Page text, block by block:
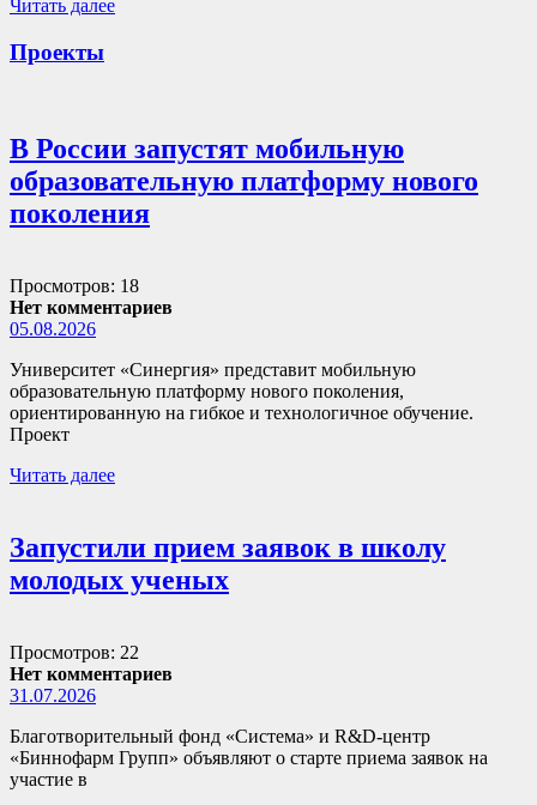
Читать далее
Проекты
В России запустят мобильную
образовательную платформу нового
поколения
Просмотров: 18
Нет комментариев
05.08.2026
Университет «Синергия» представит мобильную
образовательную платформу нового поколения,
ориентированную на гибкое и технологичное обучение.
Проект
Читать далее
Запустили прием заявок в школу
молодых ученых
Просмотров: 22
Нет комментариев
31.07.2026
Благотворительный фонд «Система» и R&D-центр
«Биннофарм Групп» объявляют о старте приема заявок на
участие в